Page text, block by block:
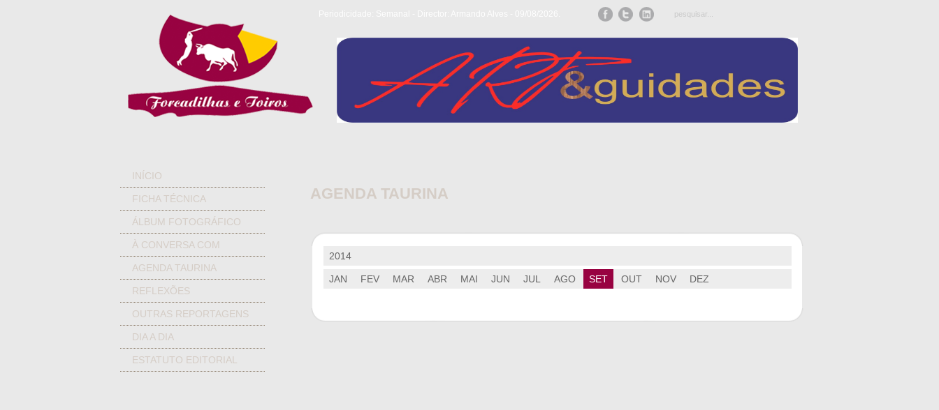
INÍCIO
FICHA TÉCNICA
ÁLBUM FOTOGRÁFICO
À CONVERSA COM
AGENDA TAURINA
REFLEXÕES
OUTRAS REPORTAGENS
DIA A DIA
ESTATUTO EDITORIAL
AGENDA TAURINA
2014
JAN FEV MAR ABR MAI JUN JUL AGO SET OUT NOV DEZ